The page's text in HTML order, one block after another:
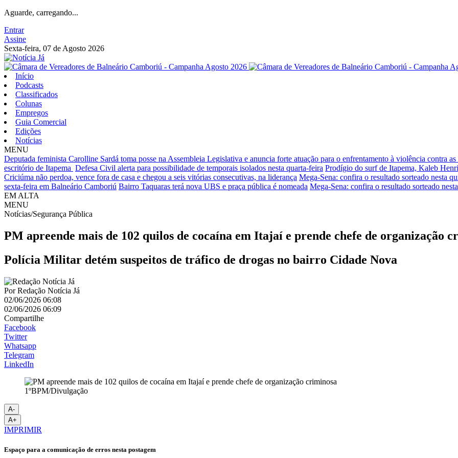
Aguarde, carregando...
Entrar
Assine
Sexta-feira, 07 de Agosto 2026
Início
Podcasts
Classificados
Colunas
Empregos
Guia Comercial
Edições
Notícias
MENU
Deputada feminista Carolline Sardá toma posse na Assembleia Legislativa e anuncia forte atuação para o enfrentamento à violência contra
escritório de Itapema Defesa Civil alerta para possibilidade de temporais isolados nesta quarta-feira Prodígio do surf de Itapema, Kaleb
Criciúma não perdoa, vence fora de casa e chegou a seis vitórias consecutivas, na liderança Mega-Sena: confira o resultado sorteado nesta
sexta-feira em Balneário Camboriú Bairro Taquaras terá nova UBS e praça pública é nomeada Mega-Sena: confira o resultado sorteado
EM ALTA
MENU
Notícias/Segurança Pública
PM apreende mais de 102 quilos de cocaína em Itajaí e prende chefe de organização
Polícia Militar detém suspeitos de tráfico de drogas no bairro Cidade Nova
PorRedação Notícia Já
02/06/2026 06:08
02/06/2026 06:09
Compartilhe
Facebook
Twitter
Whatsapp
Telegram
LinkedIn
1ºBPM/Divulgação
A-
A+
IMPRIMIR
Espaço para a comunicação de erros nesta postagem